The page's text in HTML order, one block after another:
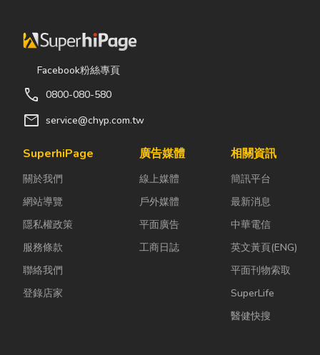
Facebook粉絲專頁
call 0800-080-580
mail service@chyp.com.tw
SuperhiPage
關於我們
網站導覽
隱私權政策
服務條款
聯絡我們
登錄店家
廣告媒體
線上媒體
戶外媒體
平面廣告
工商日誌
相關資訊
簡訊平台
最新消息
中華電信
英文黃頁(ENG)
平面刊物索取
SuperLife
醫健快搜